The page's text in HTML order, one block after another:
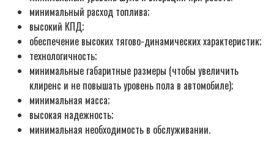
минимальный расход топлива;
высокий КПД;
обеспечение высоких тягово-динамических характеристик;
технологичность;
минимальные габаритные размеры (чтобы увеличить
клиренс и не повышать уровень пола в автомобиле);
минимальная масса;
высокая надежность;
минимальная необходимость в обслуживании.